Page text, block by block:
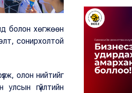
болон хөгжөөн
сонирхолтой
олон нийтийг
гүйлтийн